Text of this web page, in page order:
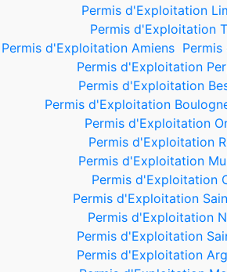
Permis d'Exploitation
Permis d'Exploitation
Permis d'Exploitation Amiens
Permis d'Exploitation
Permis d'Exploitation
Permis d'Exploitation
Permis d'Exploitation
Permis d'Exploitation
Permis d'Exploitation
Permis d'Exploitation
Permis d'Exploitation
Permis d'Exploitation
Permis d'Exploitation
Permis d'Exploitation